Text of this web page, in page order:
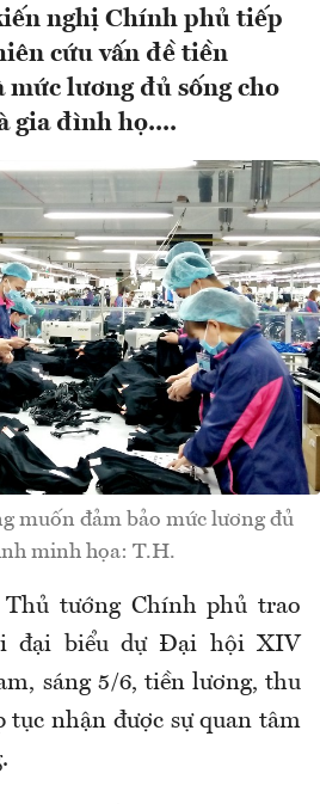
nghị Chính phủ tiếp
cứu vấn đề tiền
mức lương đủ sống cho
gia đình họ....
muốn đảm bảo mức lương đủ
minh họa: T.H.
tướng Chính phủ trao
đại biểu dự Đại hội XIV
sáng 5/6, tiền lương, thu
tục nhận được sự quan tâm